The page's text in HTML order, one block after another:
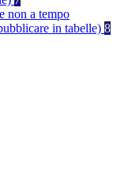
non a tempo
in tabelle) 8